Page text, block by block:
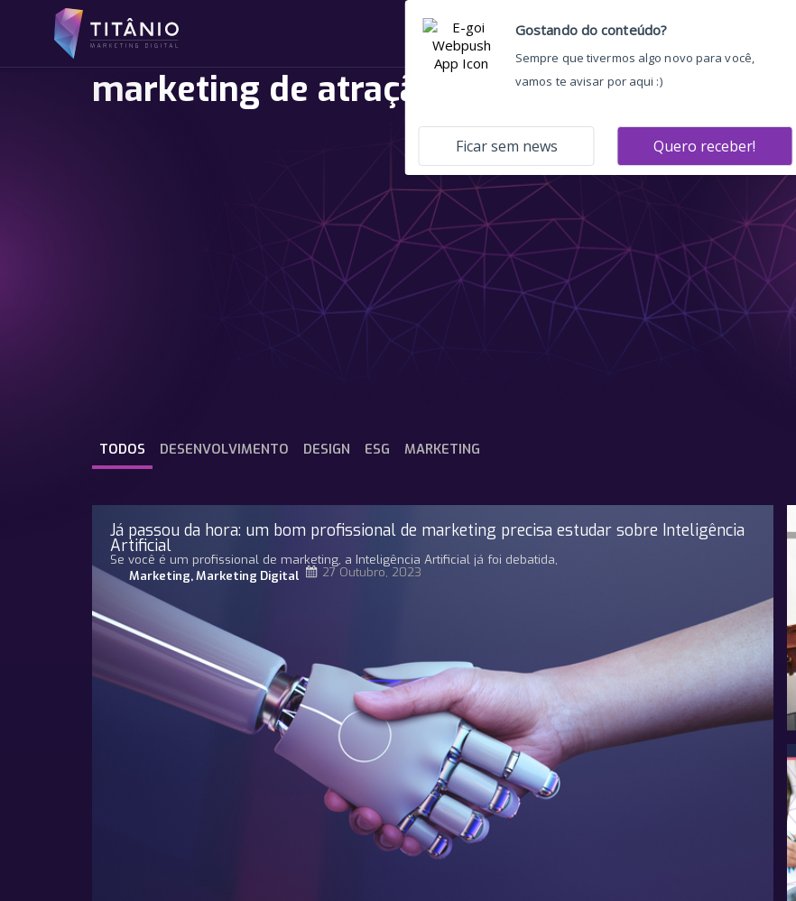
Home
marketing de atração
DESENVOLVIMENTO DESIGN ESG MARKETING
TODOS
Já passou da hora: um bom profissional de marketing precisa estudar sobre Inteligência
Artificial
Se você é um profissional de marketing, a Inteligência Artificial já foi debatida,
Marketing,Marketing Digital 27 Outubro, 2023